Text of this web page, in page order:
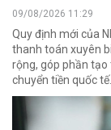
09/08/2026 11:29
Quy định mới của
thanh toán xuyên
rộng, góp phần
chuyển tiền quốc tế...